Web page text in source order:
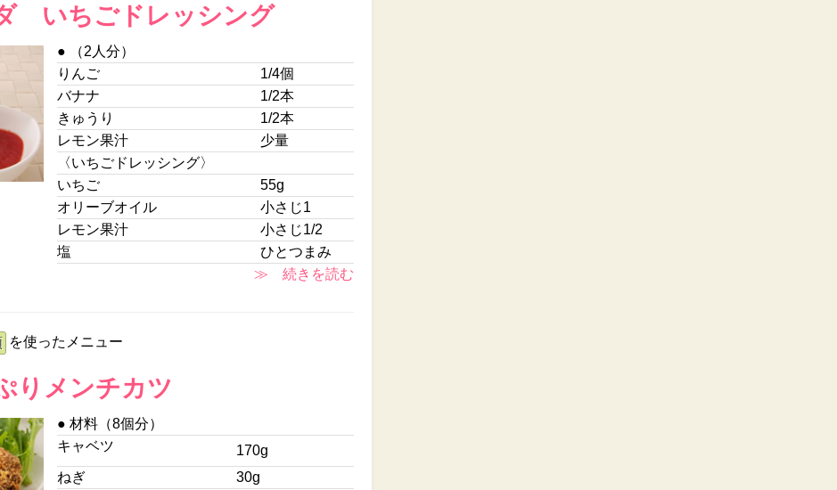
いちごドレッシング
● （2人分）
りんご
1/4個
バナナ
1/2本
きゅうり
1/2本
レモン果汁
少量
〈いちごドレッシング〉
いちご
55g
オリーブオイル
小さじ1
レモン果汁
小さじ1/2
塩
ひとつまみ
≫ 続きを読む
を使ったメニュー
りメンチカツ
● 材料（8個分）
キャベツ
170g
ねぎ
30g